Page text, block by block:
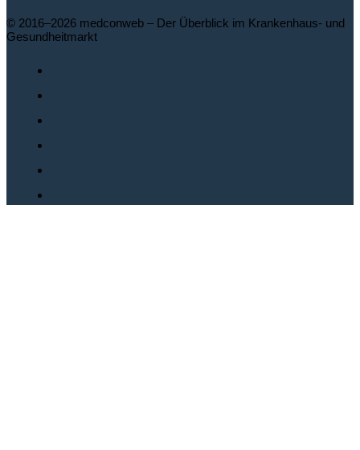
© 2016–2026 medconweb – Der Überblick im Krankenhaus- und
Gesundheitmarkt